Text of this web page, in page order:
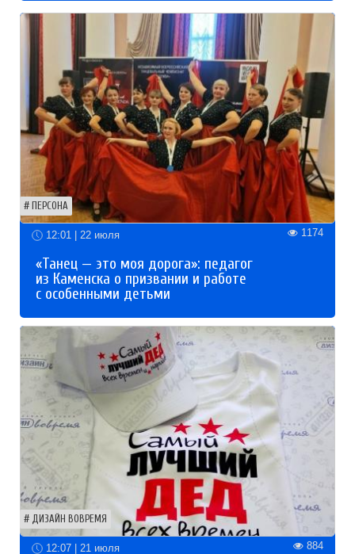
ПЕРСОНА
12:01 | 22 июля 1174
«Танец — это моя дорога»: педагог
из Каменска о призвании и работе
с особенными детьми
ДИЗАЙН ВОВРЕМЯ
12:07 | 21 июля 884